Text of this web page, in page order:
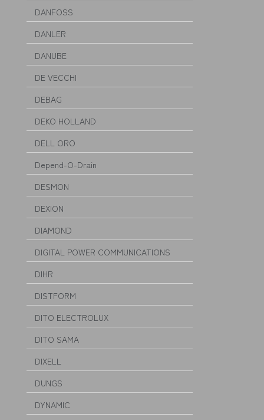
DANFOSS
DANLER
DANUBE
DE VECCHI
DEBAG
DEKO HOLLAND
DELL ORO
Depend-O-Drain
DESMON
DEXION
DIAMOND
DIGITAL POWER COMMUNICATIONS
DIHR
DISTFORM
DITO ELECTROLUX
DITO SAMA
DIXELL
DUNGS
DYNAMIC